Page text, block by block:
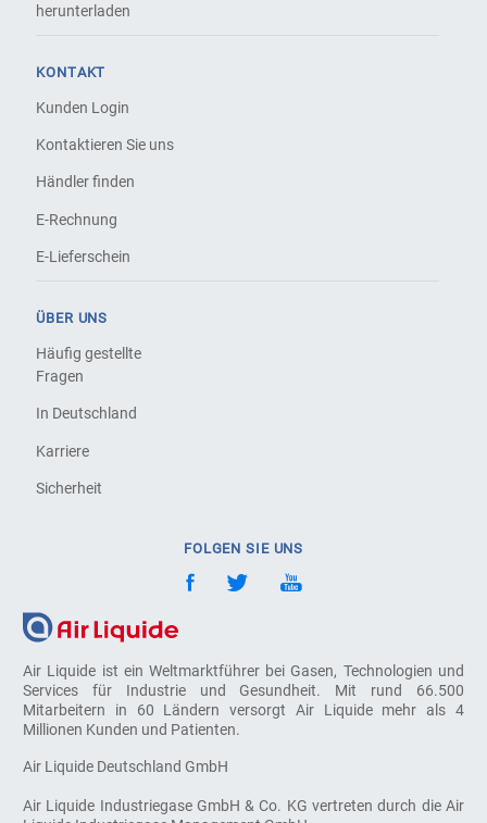
Air Liquide ist ein Weltmarktführer bei Gasen, Technologien und
Services für Industrie und Gesundheit. Mit rund 66.500
Mitarbeitern in 60 Ländern versorgt Air Liquide mehr als 4
Millionen Kunden und Patienten.
Air Liquide Deutschland GmbH
Air Liquide Industriegase GmbH & Co. KG vertreten durch die Air
herunterladen
KONTAKT
Kunden Login
Kontaktieren Sie uns
Händler finden
E-Rechnung
E-Lieferschein
ÜBER UNS
Häufig gestellte
Fragen
In Deutschland
Karriere
Sicherheit
FOLGEN SIE UNS